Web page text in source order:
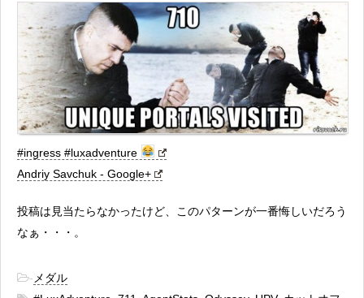
#ingress #luxadventure
Andriy Savchuk - Google+
投稿は見当たらなかったけど、このパターンが一番悔しいだろう
なぁ・・・。
- メダル